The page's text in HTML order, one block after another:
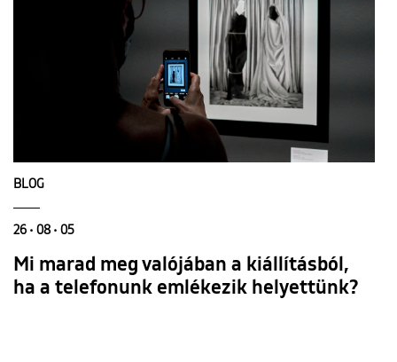
BLOG
26 • 08 • 05
Mi marad meg valójában a kiállításból,
ha a telefonunk emlékezik helyettünk?